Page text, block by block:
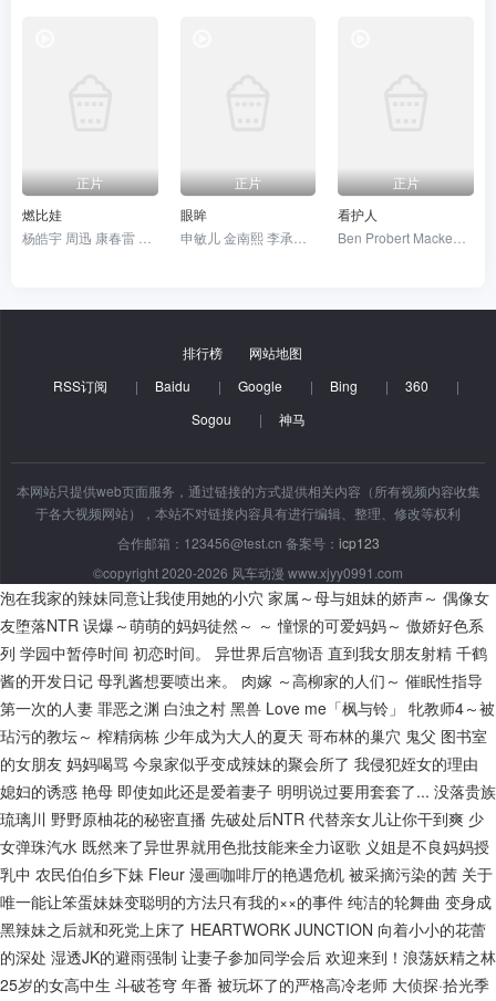
正片
燃比娃
正片
眼眸
正片
看护人
排行榜
网站地图
RSS订阅
| Baidu | Google | Bing | 360
|
Sogou
| 神马
本网站只提供web页面服务，通过链接的方式提供相关内容（所有视频内容收集
于各大视频网站），本站不对链接内容具有进行编辑、整理、修改等权利
合作邮箱：123456@test.cn 备案号： icp123
©copyright 2020-2026 风车动漫 www.xjyy0991.com
泡在我家的辣妹同意让我使用她的小穴 家属～母与姐妹的娇声～ 偶像女
友堕落NTR 误爆～萌萌的妈妈徒然～ ～ 憧憬的可爱妈妈～ 傲娇好色系
列 学园中暂停时间 初恋时间。 异世界后宫物语 直到我女朋友射精 千鹤
酱的开发日记 母乳酱想要喷出来。 肉嫁 ～高柳家的人们～ 催眠性指导
第一次的人妻 罪恶之渊 白浊之村 黑兽 Love me「枫与铃」 牝教师4～被
玷污的教坛～ 榨精病栋 少年成为大人的夏天 哥布林的巢穴 鬼父 图书室
的女朋友 妈妈喝骂 今泉家似乎变成辣妹的聚会所了 我侵犯姪女的理由
媳妇的诱惑 艳母 即使如此还是爱着妻子 明明说过要用套套了... 没落贵族
琉璃川 野野原柚花的秘密直播 先破处后NTR 代替亲女儿让你干到爽 少
女弹珠汽水 既然来了异世界就用色批技能来全力讴歌 义姐是不良妈妈授
乳中 农民伯伯乡下妹 Fleur 漫画咖啡厅的艳遇危机 被采摘污染的茜 关于
唯一能让笨蛋妹妹变聪明的方法只有我的××的事件 纯洁的轮舞曲 变身成
黑辣妹之后就和死党上床了 HEARTWORK JUNCTION 向着小小的花蕾
的深处 湿透JK的避雨强制 让妻子参加同学会后 欢迎来到！浪荡妖精之林
25岁的女高中生 斗破苍穹 年番 被玩坏了的严格高冷老师 大侦探·拾光季